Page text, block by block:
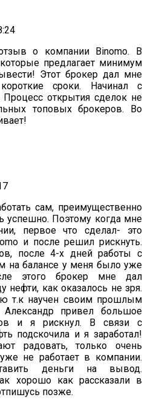
о компании Binomo. В
предлагает минимум
Этот брокер дал мне
сроки. Начинал с
Процесс открытия сделок не
топовых брокеров. Во
сам, преимущественно
успешно. Поэтому когда мне
первое что сделал- это
и после решил рискнуть.
после 4-х дней работы с
на балансе у меня было уже
этого брокер мне дал
как оказалось не зря.
т.к научен своим прошлым
привел большое
и я рискнул. В связи с
подскочила и я заработал!
радовать, только очень
не работает в компании.
деньги на вывод.
хорошо как рассказали в
позже.